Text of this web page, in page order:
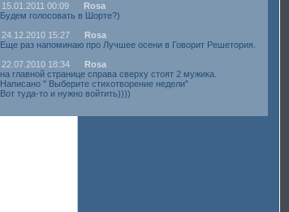
15.01.2011 00:09
Rosa
Будем голосовать в Шорте?)
24.12.2010 15:27
Rosa
Еще раз напоминаю про Лучшее осени в Говорит Решетория.
22.07.2010 18:34
Rosa
на главной странице справа сверху стоят 2 мужика.
Написано " Выберите стихотворение недели"
Вот туда-то и нужно войтить))))